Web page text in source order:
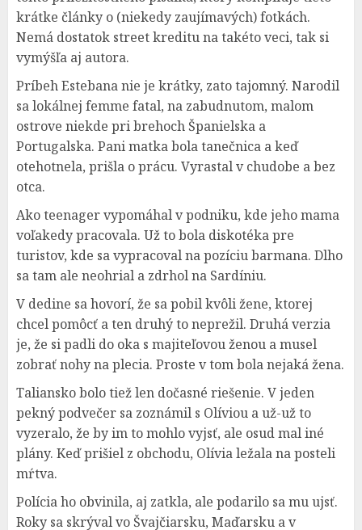
krátke články o (niekedy zaujímavých) fotkách.
Nemá dostatok street kreditu na takéto veci, tak si
vymýšľa aj autora.
Príbeh Estebana nie je krátky, zato tajomný. Narodil
sa lokálnej femme fatal, na zabudnutom, malom
ostrove niekde pri brehoch Španielska a
Portugalska. Pani matka bola tanečnica a keď
otehotnela, prišla o prácu. Vyrastal v chudobe a bez
otca.
Ako teenager vypomáhal v podniku, kde jeho mama
voľakedy pracovala. Už to bola diskotéka pre
turistov, kde sa vypracoval na pozíciu barmana. Dlho
sa tam ale neohrial a zdrhol na Sardíniu.
V dedine sa hovorí, že sa pobil kvôli žene, ktorej
chcel pomôcť a ten druhý to neprežil. Druhá verzia
je, že si padli do oka s majiteľovou ženou a musel
zobrať nohy na plecia. Proste v tom bola nejaká žena.
Taliansko bolo tiež len dočasné riešenie. V jeden
pekný podvečer sa zoznámil s Olíviou a už-už to
vyzeralo, že by im to mohlo vyjsť, ale osud mal iné
plány. Keď prišiel z obchodu, Olívia ležala na posteli
mŕtva.
Polícia ho obvinila, aj zatkla, ale podarilo sa mu ujsť.
Roky sa skrýval vo Švajčiarsku, Maďarsku a v